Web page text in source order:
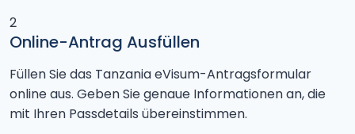
2
Online-Antrag Ausfüllen
Füllen Sie das Tanzania eVisum-Antragsformular
online aus. Geben Sie genaue Informationen an, die
mit Ihren Passdetails übereinstimmen.